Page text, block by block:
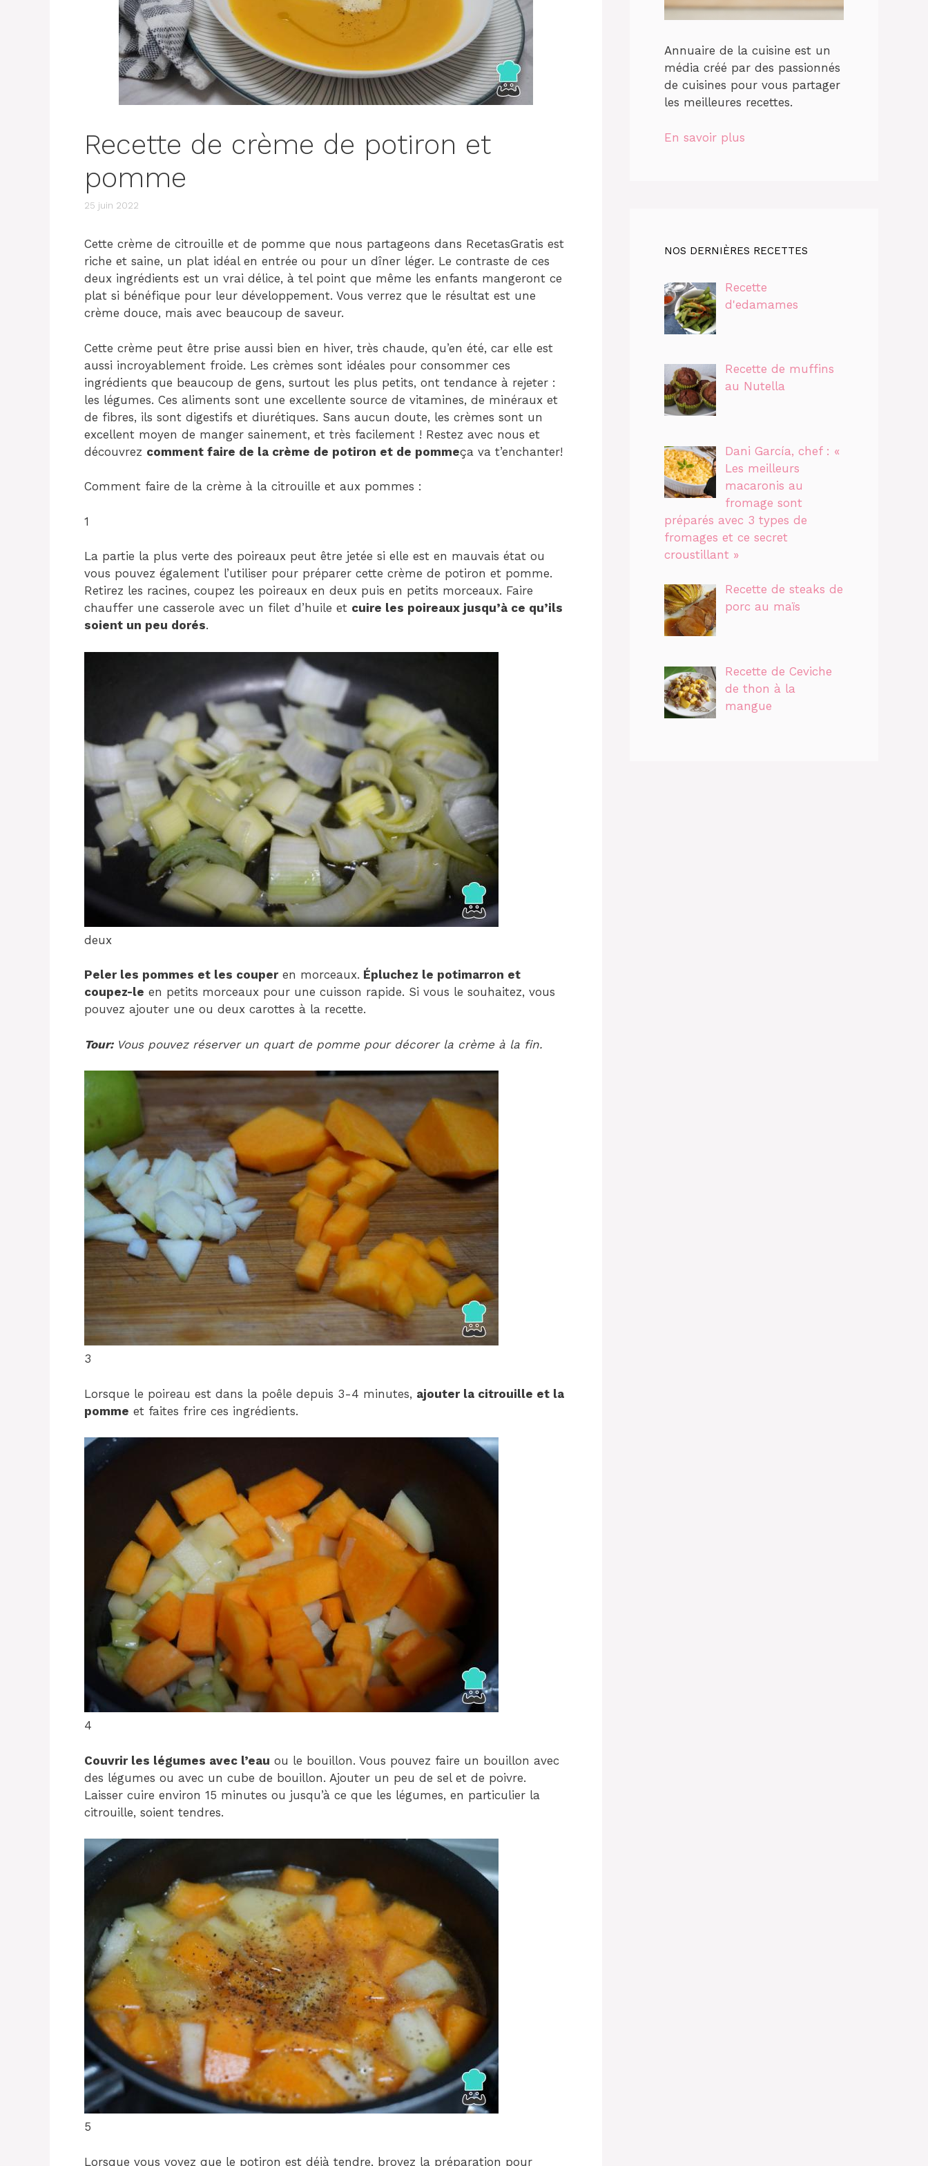
Recette de crème de potiron et
pomme
25 juin 2022
Cette crème de citrouille et de pomme que nous partageons dans RecetasGratis est
riche et saine, un plat idéal en entrée ou pour un dîner léger. Le contraste de ces
deux ingrédients est un vrai délice, à tel point que même les enfants mangeront ce
plat si bénéfique pour leur développement. Vous verrez que le résultat est une
crème douce, mais avec beaucoup de saveur.
Cette crème peut être prise aussi bien en hiver, très chaude, qu’en été, car elle est
aussi incroyablement froide. Les crèmes sont idéales pour consommer ces
ingrédients que beaucoup de gens, surtout les plus petits, ont tendance à rejeter :
les légumes. Ces aliments sont une excellente source de vitamines, de minéraux et
de fibres, ils sont digestifs et diurétiques. Sans aucun doute, les crèmes sont un
excellent moyen de manger sainement, et très facilement ! Restez avec nous et
découvrez comment faire de la crème de potiron et de pommeça va t’enchanter!
Comment faire de la crème à la citrouille et aux pommes :
1
La partie la plus verte des poireaux peut être jetée si elle est en mauvais état ou
vous pouvez également l’utiliser pour préparer cette crème de potiron et pomme.
Retirez les racines, coupez les poireaux en deux puis en petits morceaux. Faire
chauffer une casserole avec un filet d’huile et cuire les poireaux jusqu’à ce qu’ils
soient un peu dorés.
deux
Peler les pommes et les couperen morceaux. Épluchez le potimarron et
coupez-le en petits morceaux pour une cuisson rapide. Si vous le souhaitez, vous
pouvez ajouter une ou deux carottes à la recette.
Tour:Vous pouvez réserver un quart de pomme pour décorer la crème à la fin.
3
Lorsque le poireau est dans la poêle depuis 3-4 minutes, ajouter la citrouille et la
pomme et faites frire ces ingrédients.
4
Couvrir les légumes avec l’eau ou le bouillon. Vous pouvez faire un bouillon avec
des légumes ou avec un cube de bouillon. Ajouter un peu de sel et de poivre.
Laisser cuire environ 15 minutes ou jusqu’à ce que les légumes, en particulier la
citrouille, soient tendres.
5
Lorsque vous voyez que le potiron est déjà tendre, broyez la préparation pour
Annuaire de la cuisine est un
média créé par des passionnés
de cuisines pour vous partager
les meilleures recettes.
En savoir plus
NOS DERNIÈRES RECETTES
Recette
d'edamames
Recette de muffins
au Nutella
Dani García, chef : «
Les meilleurs
macaronis au
fromage sont
préparés avec 3 types de
fromages et ce secret
croustillant »
Recette de steaks de
porc au maïs
Recette de Ceviche
de thon à la
mangue